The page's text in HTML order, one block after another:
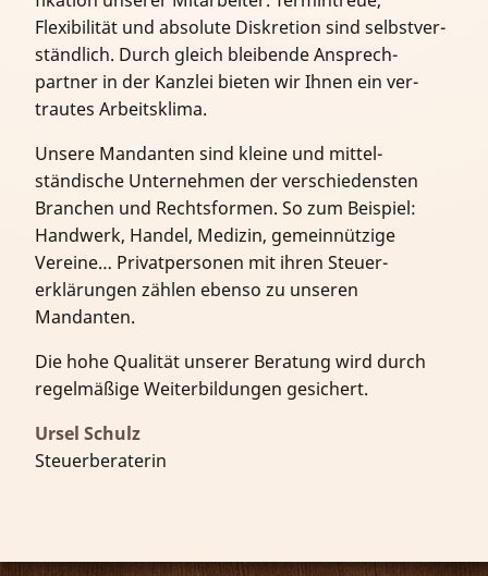
Flexibilität und absolute Diskretion sind selbst­ver­
ständlich. Durch gleich bleibende Ansprech­
partner in der Kanzlei bieten wir Ihnen ein ver­
trautes Arbeits­klima.
Unsere Mandanten sind kleine und mittel­
ständische Unter­nehmen der ver­schiedensten
Branchen und Rechts­formen. So zum Beispiel:
Hand­werk, Handel, Medizin, gemein­nützige
Vereine… Privat­personen mit ihren Steuer­
erklärungen zählen ebenso zu unseren
Mandanten.
Die hohe Qualität unserer Beratung wird durch
regel­mäßige Weiter­bildungen gesichert.
Ursel Schulz
Steuerberaterin